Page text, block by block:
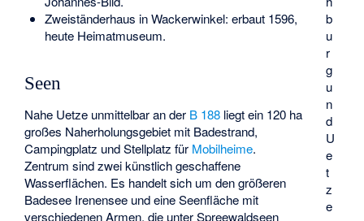
b
u
r
g
u
n
d
U
e
t
z
e
Zweiständerhaus in Wackerwinkel: erbaut 1596,
heute Heimatmuseum.
Seen
Nahe Uetze unmittelbar an der B 188 liegt ein 120 ha
großes Naherholungsgebiet mit Badestrand,
Campingplatz und Stellplatz für Mobilheime.
Zentrum sind zwei künstlich geschaffene
Wasserflächen. Es handelt sich um den größeren
Badesee Irenensee und eine Seenfläche mit
verschiedenen Armen, die unterSpreewaldseen